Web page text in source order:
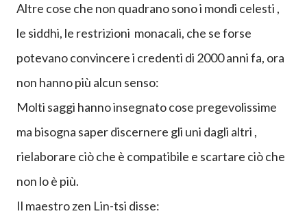
semplificata in 4 nobili verità, in 8 sentieri, in 4
dhyana, in 10 voti o
precetti...
Altre cose che non quadrano sono i mondi celesti ,
le siddhi, le restrizionimonacali, che se forse
potevano convincere i credenti di 2000 anni fa, ora
non hanno più alcun senso:
Molti saggi hanno insegnato cose pregevolissime